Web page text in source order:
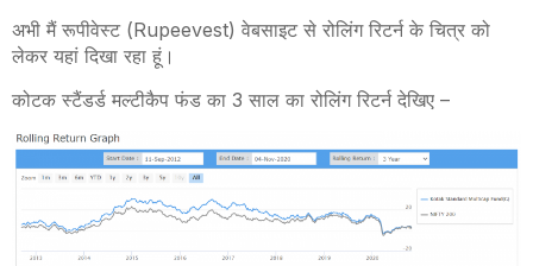
अभी मैं रूपीवेस्ट (Rupeevest) वेबसाइट से रोलिंग रिटर्न के चित्र को
लेकर यहां दिखा रहा हूं।
कोटक स्टैंडर्ड मल्टीकैप फंड का 3 साल का रोलिंग रिटर्न देखिए –